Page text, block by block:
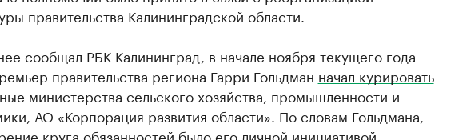
правительства Калининградской области.
сообщал РБК Калининград, в начале ноября текущего года
правительства региона Гарри Гольдман начал курировать
министерства сельского хозяйства, промышленности и
АО «Корпорация развития области». По словам Гольдмана,
круга обязанностей было его личной инициативой.